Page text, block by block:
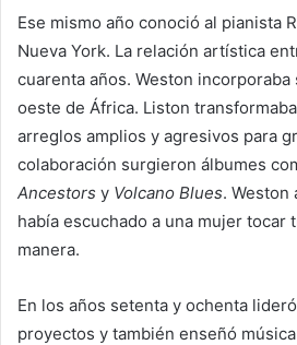
Ese mismo año conoció al pianista
Nueva York. La relación artística
cuarenta años. Weston
oeste de África. Liston
arreglos amplios y agresivos para
colaboración surgieron álbumes
Ancestors y Volcano Blues. Weston
había escuchado a una mujer tocar
manera.
En los años setenta y ochenta
proyectos y también enseñó